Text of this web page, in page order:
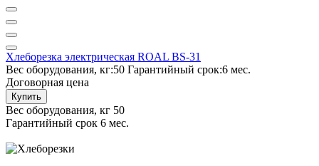
Хлеборезка электрическая ROAL BS-31
Вес оборудования, кг:50 Гарантийный срок:6 мес.
Договорная цена
Купить
Вес оборудования, кг 50
Гарантийный срок 6 мес.